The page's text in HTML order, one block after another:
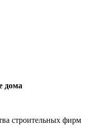
дома
строительных фирм